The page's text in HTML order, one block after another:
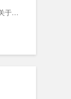
中国人民银行等九部门联合印发《关于加强科技金融领域数据开发利用的通知》